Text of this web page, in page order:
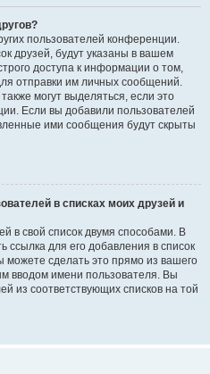
пользователей конференции.
друзей, будут указаны в вашем
доступа к информации о том,
отправки им личных сообщений.
могут выделяться, если это
Если вы добавили пользователей
ими сообщения будут скрыты
в списках моих друзей и
в свой список двумя способами. В
ссылка для его добавления в список
можете сделать это прямо из вашего
вводом имени пользователя. Вы
из соответствующих списков на той